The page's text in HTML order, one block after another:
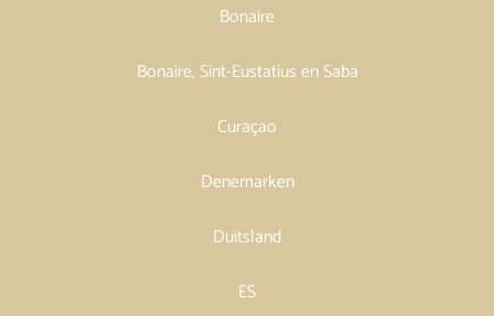
Bonaire
Bonaire, Sint-Eustatius en Saba
Curaçao
Denemarken
Duitsland
ES